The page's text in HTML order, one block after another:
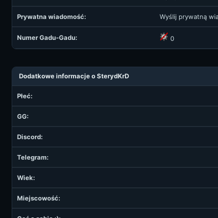
Prywatna wiadomość: Wyślij prywatną
Numer Gadu-Gadu: 0
Dodatkowe informacje o SterydKrD
Płeć:
GG:
Discord:
Telegram:
Wiek:
Miejscowość: